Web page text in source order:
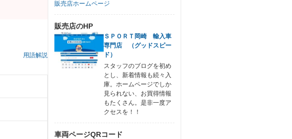
用語解説
販売店ホームページ
販売店のHP
ＳＰＯＲＴ岡崎 輸入車
専門店 （グッドスピー
ド）
スタッフのブログを初め
とし、新着情報も続々入
庫。ホームページでしか
見られない、お買得情報
もたくさん。是非一度ア
クセスを！！
車両ページQRコード